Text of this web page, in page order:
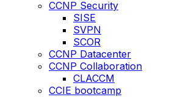
CCNP Security
SISE
SVPN
SCOR
CCNP Datacenter
CCNP Collaboration
CLACCM
CCIE bootcamp